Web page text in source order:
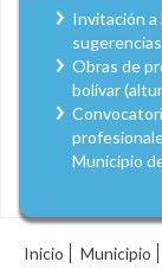
Invitación a
Obras de
bolívar
Municipio
Inicio Municipio